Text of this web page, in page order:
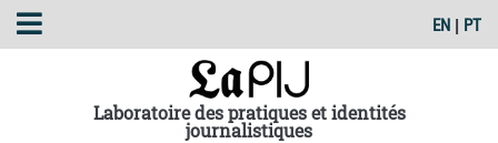
EN | PT
Laboratoire des pratiques et identités
journalistiques